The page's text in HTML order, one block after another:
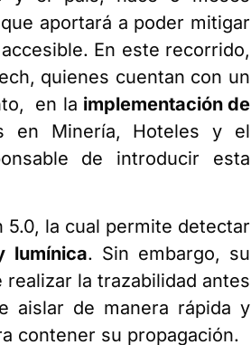
aportará a poder mitigar
En este recorrido,
quienes cuentan con un
en la implementación de
en Minería, Hoteles y el
de introducir esta
la cual permite detectar
lumínica. Sin embargo, su
la trazabilidad antes
aislar de manera rápida y
contener su propagación.